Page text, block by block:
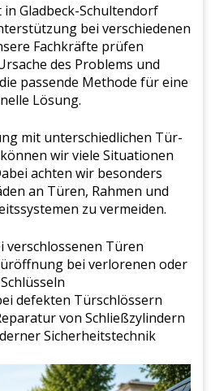
in Gladbeck-Schultendorf
bei verschiedenen
Fachkräfte prüfen
des Problems und
passende Methode für eine
Lösung.
mit unterschiedlichen Tür-
wir viele Situationen
achten wir besonders
an Türen, Rahmen und
zu vermeiden.
verschlossenen Türen
bei verlorenen oder
defekten Türschlössern
von Schließzylindern
Sicherheitstechnik